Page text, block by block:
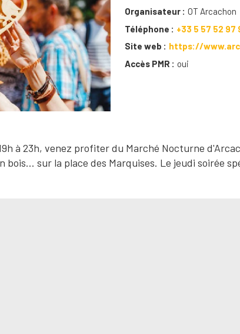
Organisateur
OT Arcachon
Téléphone
+33 5 57 52 97
Site web
https://
Accès PMR
oui
à 23h, venez profiter du Marché Nocturne
bois… sur la place des Marquises. Le jeudi soirée